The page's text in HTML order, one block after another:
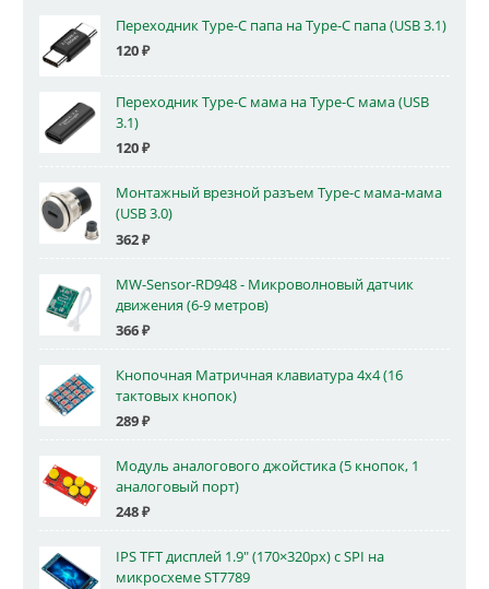
Переходник Type-C папа на Type-C папа (USB 3.1)
120₽
Переходник Type-C мама на Type-C мама (USB
3.1)
120₽
Монтажный врезной разъем Type-c мама-мама
(USB 3.0)
362₽
MW-Sensor-RD948 - Микроволновый датчик
движения (6-9 метров)
366₽
Кнопочная Матричная клавиатура 4x4 (16
тактовых кнопок)
289₽
Модуль аналогового джойстика (5 кнопок, 1
аналоговый порт)
248₽
IPS TFT дисплей 1.9" (170×320px) с SPI на
микросхеме ST7789